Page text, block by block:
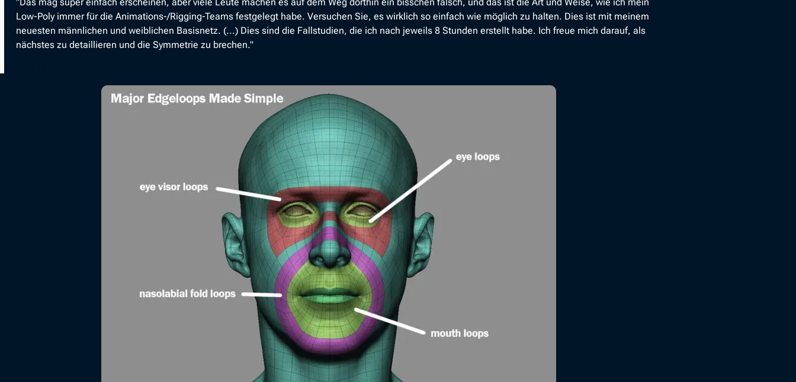
"Das mag super einfach erscheinen, aber viele Leute machen es auf dem Weg dorthin ein bisschen falsch, und das ist die Art und Weise, wie ich mein
Low-Poly immer für die Animations-/Rigging-Teams festgelegt habe. Versuchen Sie, es wirklich so einfach wie möglich zu halten. Dies ist mit meinem
neuesten männlichen und weiblichen Basisnetz. (...) Dies sind die Fallstudien, die ich nach jeweils 8 Stunden erstellt habe. Ich freue mich darauf, als
nächstes zu detaillieren und die Symmetrie zu brechen."